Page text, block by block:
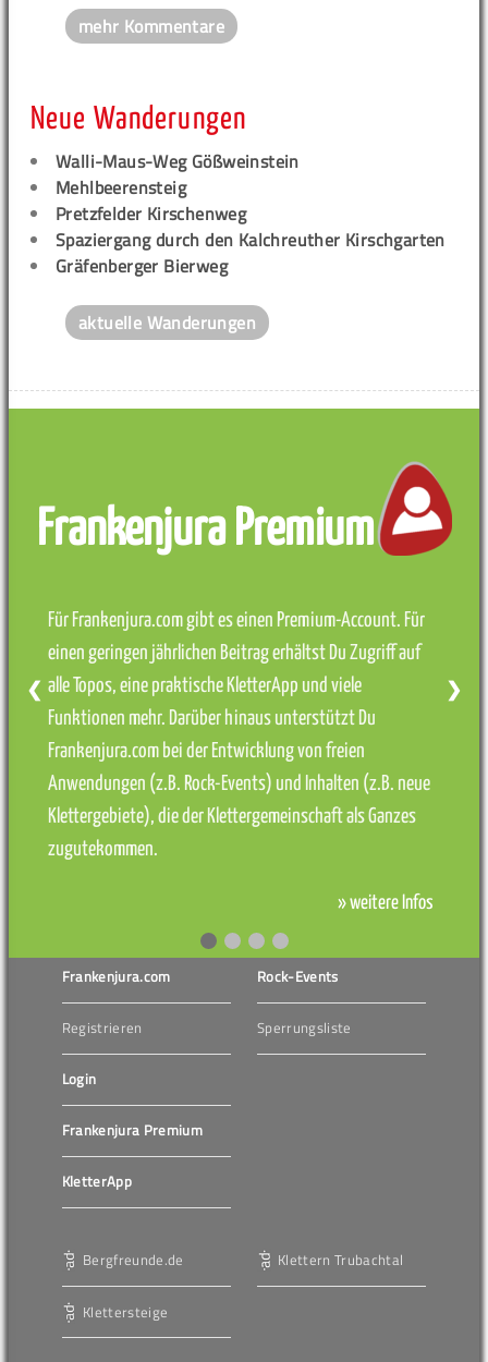
mehr Kommentare
Neue Wanderungen
Walli-Maus-Weg Gößweinstein
Mehlbeerensteig
Pretzfelder Kirschenweg
Spaziergang durch den Kalchreuther Kirschgarten
Gräfenberger Bierweg
aktuelle Wanderungen
Frankenjura Premium
Für Frankenjura.com gibt es einen Premium-Account. Für
einen geringen jährlichen Beitrag erhältst Du Zugriff auf
alle Topos, eine praktische KletterApp und viele
Funktionen mehr. Darüber hinaus unterstützt Du
Frankenjura.com bei der Entwicklung von freien
Anwendungen (z.B. Rock-Events) und Inhalten (z.B. neue
Klettergebiete), die der Klettergemeinschaft als Ganzes
zugutekommen.
» weitere Infos
❮ ❯
Frankenjura.com
Registrieren
Login
Frankenjura Premium
KletterApp
Rock-Events
Sperrungsliste
Bergfreunde.de
Klettersteige
Klettern Trubachtal